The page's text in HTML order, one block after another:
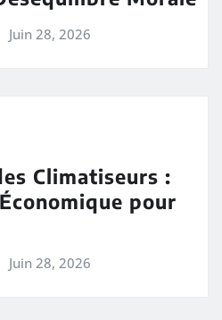
Juin 28, 2026
Climatiseurs :
pour
Juin 28, 2026